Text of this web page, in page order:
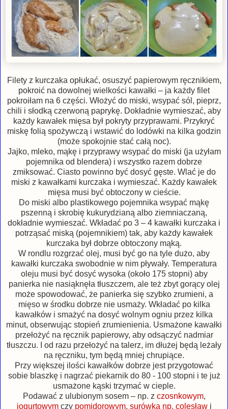
Filety z kurczaka opłukać, osuszyć papierowym ręcznikiem,
pokroić na dowolnej wielkości kawałki – ja każdy filet
pokroiłam na 6 części. Włożyć do miski, wsypać sól, pieprz,
chili i słodką czerwoną paprykę. Dokładnie wymieszać, aby
każdy kawałek mięsa był pokryty przyprawami. Przykryć
miskę folią spożywczą i wstawić do lodówki na kilka godzin
(może spokojnie stać całą noc).
Jajko, mleko, mąkę i przyprawy wsypać do miski (ja użyłam
pojemnika od blendera) i wszystko razem dobrze
zmiksować. Ciasto powinno być dosyć gęste. Wlać je do
miski z kawałkami kurczaka i wymieszać. Każdy kawałek
mięsa musi być obtoczony w cieście.
Do miski albo plastikowego pojemnika wsypać mąkę
pszenną i skrobię kukurydzianą albo ziemniaczaną,
dokładnie wymieszać. Wkładać po 3 – 4 kawałki kurczaka i
potrząsać miską (pojemnikiem) tak, aby każdy kawałek
kurczaka był dobrze obtoczony mąką.
W rondlu rozgrzać olej, musi być go na tyle dużo, aby
kawałki kurczaka swobodnie w nim pływały. Temperatura
oleju musi być dosyć wysoka (około 175 stopni) aby
panierka nie nasiąknęła tłuszczem, ale też zbyt gorący olej
może spowodować, że panierka się szybko zrumieni, a
mięso w środku dobrze nie usmaży. Wkładać po kilka
kawałków i smażyć na dosyć wolnym ogniu przez kilka
minut, obserwując stopień zrumienienia. Usmażone kawałki
przełożyć na ręcznik papierowy, aby odsączyć nadmiar
tłuszczu. I od razu przełożyć na talerz, im dłużej będą leżały
na ręczniku, tym będą mniej chrupiące.
Przy większej ilości kawałków dobrze jest przygotować
sobie blaszkę i nagrzać piekarnik do 80 - 100 stopni i te już
usmażone kąski trzymać w cieple.
Podawać z ulubionym sosem – np. z czosnkowym,
jogurtowymczy pomidorowym, surówką np. colesławi